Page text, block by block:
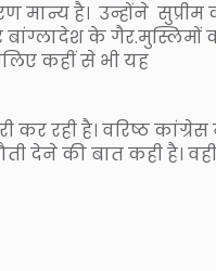
है। उन्होंने सुप्रीम
के गैर.मुस्लिमों
कहीं से भी यह
रही है। वरिष्ठ कांग्रेस
देने की बात कही है। वही